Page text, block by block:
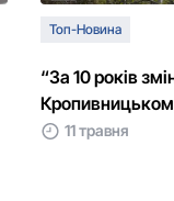
Топ-Новина
“За 10 років
11 травня